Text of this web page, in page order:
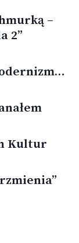
–
2”
Kultur